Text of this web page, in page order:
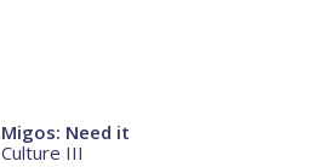
Migos: Need it
Culture III